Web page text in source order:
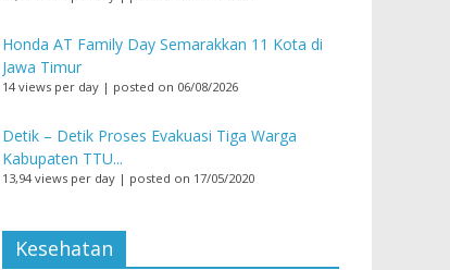
Honda AT Family Day Semarakkan 11 Kota di
Jawa Timur
14 views per day | posted on 06/08/2026
Detik – Detik Proses Evakuasi Tiga Warga
Kabupaten TTU...
13,94 views per day | posted on 17/05/2020
Kesehatan